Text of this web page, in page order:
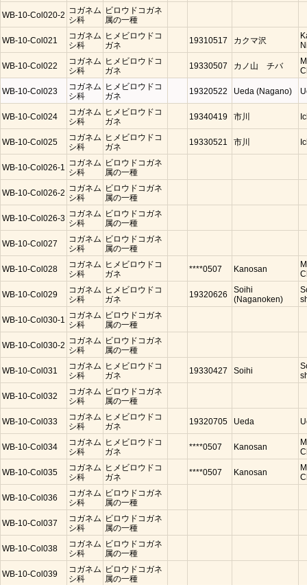
WB-10-Col020-2 コガネム
シ科
ビロウドコガネ
属の一種
WB-10-Col021
コガネム
シ科
ヒメビロウドコ
ガネ
19310517 カクマ沢
WB-10-Col022
コガネム
シ科
ヒメビロウドコ
ガネ
19330507 カノ山 チバ
WB-10-Col023
コガネム
シ科
ヒメビロウドコ
ガネ
19320522 Ueda (Nagano)
WB-10-Col024
コガネム
シ科
ヒメビロウドコ
ガネ
19340419 市川
WB-10-Col025
コガネム
シ科
ヒメビロウドコ
ガネ
19330521 市川
WB-10-Col026-1 コガネム
シ科
ビロウドコガネ
属の一種
WB-10-Col026-2 コガネム
シ科
ビロウドコガネ
属の一種
WB-10-Col026-3 コガネム
シ科
ビロウドコガネ
属の一種
WB-10-Col027
コガネム
シ科
ビロウドコガネ
属の一種
WB-10-Col028
コガネム
シ科
ヒメビロウドコ
ガネ
****0507 Kanosan
WB-10-Col029
コガネム
シ科
ヒメビロウドコ
ガネ
19320626
Soihi
(Naganoken)
WB-10-Col030-1 コガネム
シ科
ビロウドコガネ
属の一種
WB-10-Col030-2 コガネム
シ科
ビロウドコガネ
属の一種
WB-10-Col031
コガネム
シ科
ヒメビロウドコ
ガネ
19330427 Soihi
WB-10-Col032
コガネム
シ科
ビロウドコガネ
属の一種
WB-10-Col033
コガネム
シ科
ヒメビロウドコ
ガネ
19320705 Ueda
WB-10-Col034
コガネム
シ科
ヒメビロウドコ
ガネ
****0507 Kanosan
WB-10-Col035
コガネム
シ科
ヒメビロウドコ
ガネ
****0507 Kanosan
WB-10-Col036
コガネム
シ科
ビロウドコガネ
属の一種
WB-10-Col037
コガネム
シ科
ビロウドコガネ
属の一種
WB-10-Col038
コガネム
シ科
ビロウドコガネ
属の一種
WB-10-Col039
コガネム
シ科
ビロウドコガネ
属の一種